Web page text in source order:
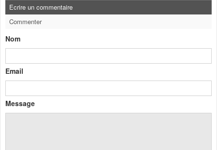
Ecrire un commentaire
Commenter
Nom
Email
Message